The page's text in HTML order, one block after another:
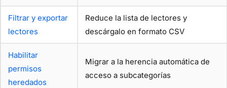
Filtrar y exportar
lectores
Reduce la lista de lectores y
descárgalo en formato CSV
Habilitar
permisos
heredados
Migrar a la herencia automática de
acceso a subcategorías